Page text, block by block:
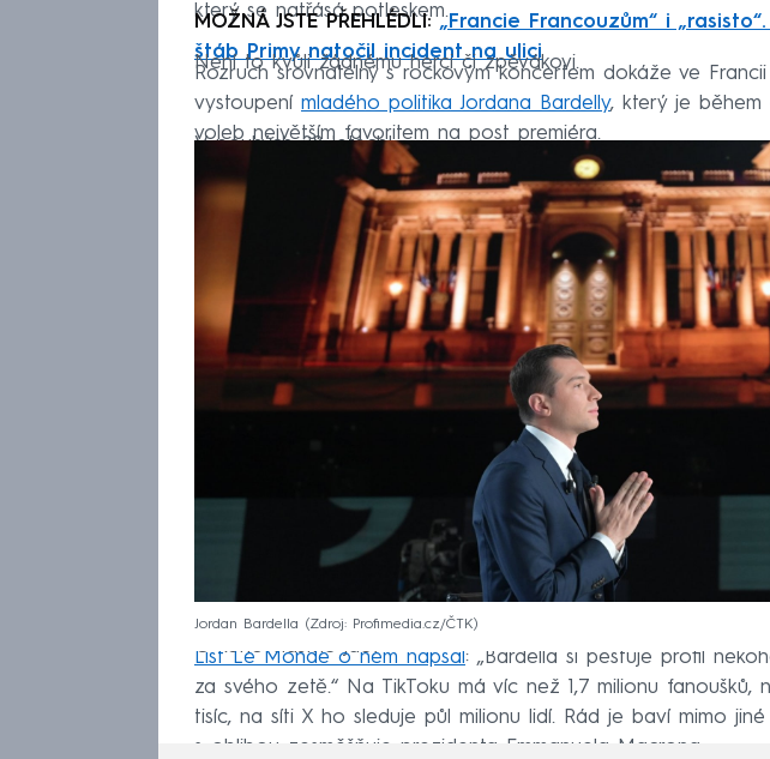
který se natřásá potleskem.
MOŽNÁ JSTE PŘEHLÉDLI:„Francie Francouzům“ i
štáb Primy natočil incident na ulici
Není to kvůli žádnému herci či zpěvákovi.
Rozruch srovnatelný s rockovým koncertem dokáže ve
vystoupení mladého politika Jordana Bardelly, který je během
voleb největším favoritem na post premiéra.
V pouhých 28 letech!
Jordan Bardella Zdroj: Profimedia.cz/ČTK
O koho vlastně jde?
List Le Monde o něm napsal: „Bardella si pěstuje profil
za svého zetě.“ Na TikToku má víc než 1,7 milionu fanoušků,
tisíc, na síti X ho sleduje půl milionu lidí. Rád je baví mimo
s oblibou zesměšňuje prezidenta Emmanuela Macrona.